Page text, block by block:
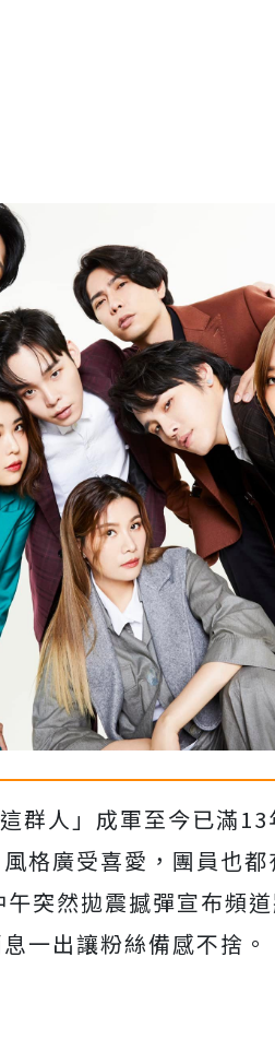
群人」成軍至今已滿
格廣受喜愛，團員也
突然拋震撼彈宣布頻
一出讓粉絲備感不捨。